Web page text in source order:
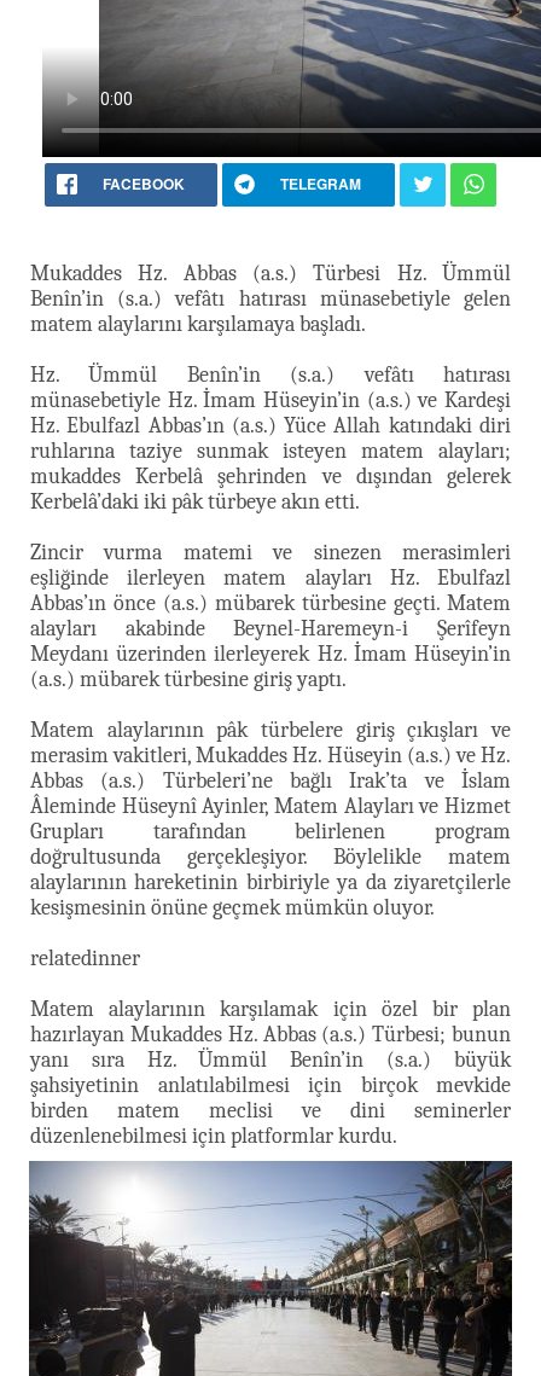
FACEBOOK TELEGRAM
Mukaddes Hz. Abbas (a.s.) Türbesi Hz. Ümmül
Benîn’in (s.a.) vefâtı hatırası münasebetiyle gelen
matem alaylarını karşılamaya başladı.
Hz. Ümmül Benîn’in (s.a.) vefâtı hatırası
münasebetiyle Hz. İmam Hüseyin’in (a.s.) ve Kardeşi
Hz. Ebulfazl Abbas’ın (a.s.) Yüce Allah katındaki diri
ruhlarına taziye sunmak isteyen matem alayları;
mukaddes Kerbelâ şehrinden ve dışından gelerek
Kerbelâ’daki iki pâk türbeye akın etti.
Zincir vurma matemi ve sinezen merasimleri
eşliğinde ilerleyen matem alayları Hz. Ebulfazl
Abbas’ın önce (a.s.) mübarek türbesine geçti. Matem
alayları akabinde Beynel-Haremeyn-i Şerîfeyn
Meydanı üzerinden ilerleyerek Hz. İmam Hüseyin’in
(a.s.) mübarek türbesine giriş yaptı.
Matem alaylarının pâk türbelere giriş çıkışları ve
merasim vakitleri, Mukaddes Hz. Hüseyin (a.s.) ve Hz.
Abbas (a.s.) Türbeleri’ne bağlı Irak’ta ve İslam
Âleminde Hüseynî Ayinler, Matem Alayları ve Hizmet
Grupları tarafından belirlenen program
doğrultusunda gerçekleşiyor. Böylelikle matem
alaylarının hareketinin birbiriyle ya da ziyaretçilerle
kesişmesinin önüne geçmek mümkün oluyor.
relatedinner
Matem alaylarının karşılamak için özel bir plan
hazırlayan Mukaddes Hz. Abbas (a.s.) Türbesi; bunun
yanı sıra Hz. Ümmül Benîn’in (s.a.) büyük
şahsiyetinin anlatılabilmesi için birçok mevkide
birden matem meclisi ve dini seminerler
düzenlenebilmesi için platformlar kurdu.